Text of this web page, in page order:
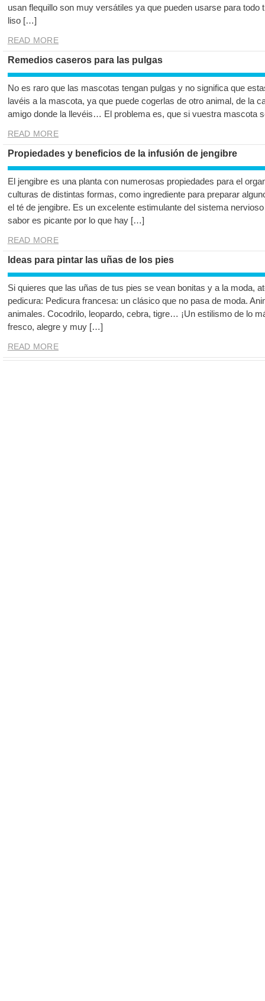
usan flequillo son muy versátiles ya que pueden usarse para todo
liso […]
READ MORE
Remedios caseros para las pulgas
No es raro que las mascotas tengan pulgas y no significa que
lavéis a la mascota, ya que puede cogerlas de otro animal, de la
amigo donde la llevéis… El problema es, que si vuestra mascota
READ MORE
Propiedades y beneficios de la infusión de jengibre
El jengibre es una planta con numerosas propiedades para el
culturas de distintas formas, como ingrediente para preparar
el té de jengibre. Es un excelente estimulante del sistema
sabor es picante por lo que hay […]
READ MORE
Ideas para pintar las uñas de los pies
Si quieres que las uñas de tus pies se vean bonitas y a la moda,
pedicura: Pedicura francesa: un clásico que no pasa de moda.
animales. Cocodrilo, leopardo, cebra, tigre… ¡Un estilismo de lo
fresco, alegre y muy […]
READ MORE